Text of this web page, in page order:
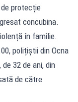
protecție
concubina.
în familie.
polițiștii din Ocna
32 de ani, din
de către